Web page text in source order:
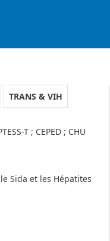
TRANS & VIH
T ; CEPED ; CHU
Sida et les Hépatites